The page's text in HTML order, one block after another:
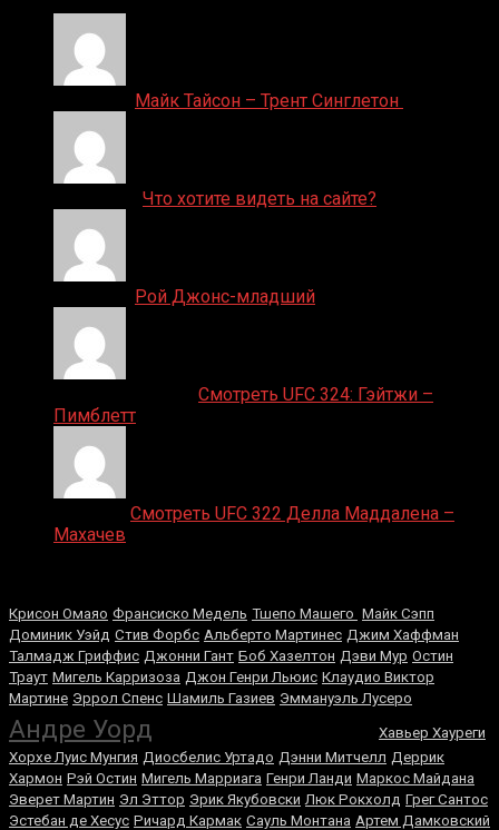
Майк Тайсон – Трент Синглетон
Что хотите видеть на сайте?
Рой Джонс-младший
Смотреть UFC 324: Гэйтжи –
Пимблетт
Смотреть UFC 322 Делла Маддалена –
Махачев
Крисон Омаяо Франсиско Медель Тшепо Машего Майк Сэпп
Доминик Уэйд Стив Форбс Альберто Мартинес Джим Хаффман
Талмадж Гриффис Джонни Гант Боб Хазелтон Дэви Мур Остин
Траут Мигель Карризоза Джон Генри Льюис Клаудио Виктор
Мартине Эррол Спенс Шамиль Газиев Эммануэль Лусеро
Андре Уорд
Хавьер Хауреги
Хорхе Луис Мунгия Диосбелис Уртадо Дэнни Митчелл Деррик
Хармон Рэй Остин Мигель Марриага Генри Ланди Маркос Майдана
Эверет Мартин Эл Эттор Эрик Якубовски Люк Рокхолд Грег Сантос
Эстебан де Хесус Ричард Кармак Сауль Монтана Артем Дамковский